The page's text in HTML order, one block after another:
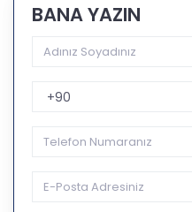
BANA YAZIN
Telefon Kodu